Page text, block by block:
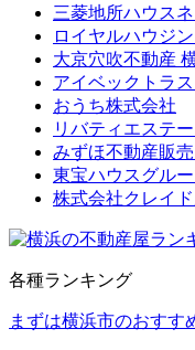
三菱地所ハウス
ロイヤルハウジ
大京穴吹不動産
アイベックトラス
おうち株式会社
リバティエステー
みずほ不動産販
東宝ハウスグル
株式会社クレイ
各種ランキング
まずは横浜市のおすす